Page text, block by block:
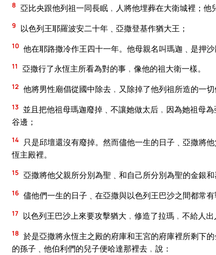
8 亞比央跟他列祖一同長眠﹐人將他埋葬在大衛城裡；他
9 以色列王耶羅波安二十年﹑亞撒登基作猶大王；
10 他在耶路撒冷作王四十一年。他母親名叫瑪迦﹑是押沙
11 亞撒行了永恆主所看為對的事﹐像他的祖大衛一樣。
12 他將男性廟倡從國中除去﹐又除掉了他列祖所造的一切
13 並且把他祖母瑪迦廢掉﹑不讓她做太后﹐因為她祖母
谷邊；
14
只是邱壇還沒有廢掉。然而儘他一生的日子﹑亞撒將
恆主殿裡。
15 亞撒將他父親所分別為聖﹑和自己所分別為聖的金銀和
16 儘他們一生的日子﹑在亞撒與以色列王巴沙之間都常有
17 以色列王巴沙上來要攻擊猶大﹐修造了拉瑪﹐不給人出
18 於是亞撒將永恆主之殿的府庫和王宮的府庫裡所剩下
的孫子﹑他伯利們的兒子便哈達那裡去﹐說：